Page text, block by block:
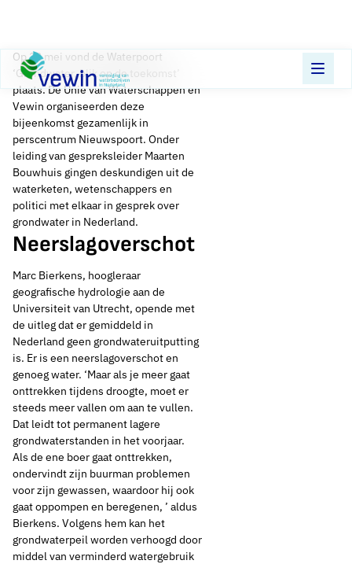
Direct naar content
Terug naar de startpagina
Op 22 mei vond de Waterpoort
‘Grondwater, blik op de toekomst’
plaats. De Unie van Waterschappen en
Vewin organiseerden deze
bijeenkomst gezamenlijk in
perscentrum Nieuwspoort. Onder
leiding van gespreksleider Maarten
Bouwhuis gingen deskundigen uit de
waterketen, wetenschappers en
politici met elkaar in gesprek over
grondwater in Nederland.
Neerslagoverschot
Marc Bierkens, hoogleraar
geografische hydrologie aan de
Universiteit van Utrecht, opende met
de uitleg dat er gemiddeld in
Nederland geen grondwateruitputting
is. Er is een neerslagoverschot en
genoeg water. ‘Maar als je meer gaat
onttrekken tijdens droogte, moet er
steeds meer vallen om aan te vullen.
Dat leidt tot permanent lagere
grondwaterstanden in het voorjaar.
Als de ene boer gaat onttrekken,
ondervindt zijn buurman problemen
voor zijn gewassen, waardoor hij ook
gaat oppompen en beregenen, ’ aldus
Bierkens. Volgens hem kan het
grondwaterpeil worden verhoogd door
middel van verminderd watergebruik